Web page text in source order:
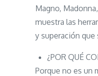
Magno,
muestra las
y superación
¿POR QUÉ
Porque no es un